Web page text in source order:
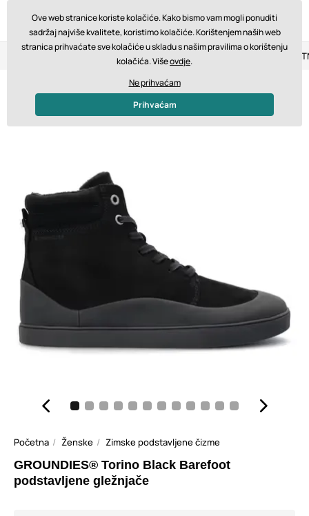
Povrat u roku od 14 dana Brza dostava od 200 €
Početna Ženske Zimske podstavljene čizme
GROUNDIES® Torino Black Barefoot
podstavljene gležnjače
Ove web stranice koriste kolačiće. Kako bismo vam mogli ponuditi
sadržaj najviše kvalitete, koristimo kolačiće. Korištenjem naših web
stranica prihvaćate sve kolačiće u skladu s našim pravilima o korištenju
kolačića. Višeovdje.
Ne prihvaćam
Prihvaćam